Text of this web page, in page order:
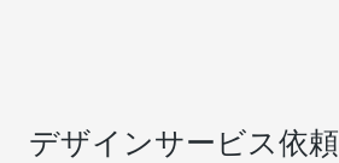
デザインサービス依頼